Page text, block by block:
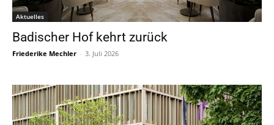
Aktuelles
Badischer Hof kehrt zurück
Friederike Mechler - 3. Juli 2026